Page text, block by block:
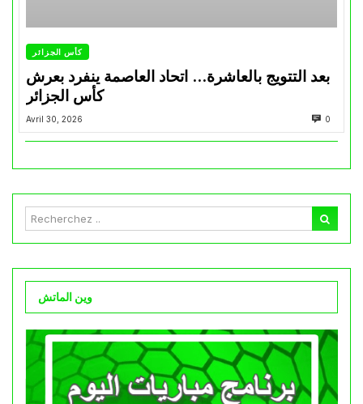
كأس الجزائر
بعد التتويج بالعاشرة… اتحاد العاصمة ينفرد بعرش
كأس الجزائر
Avril 30, 2026 0
وين الماتش